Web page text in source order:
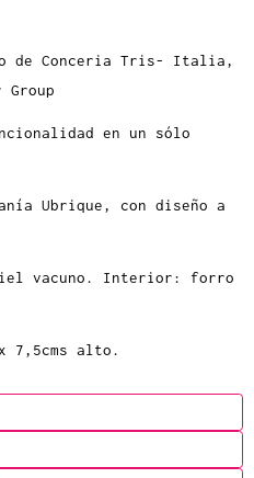
de Conceria Tris- Italia,
Group
en un sólo
Ubrique, con diseño a
vacuno. Interior: forro
7,5cms alto.